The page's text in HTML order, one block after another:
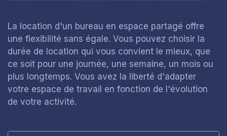
La location d'un bureau en espace partagé offre
une flexibilité sans égale. Vous pouvez choisir la
durée de location qui vous convient le mieux, que
ce soit pour une journée, une semaine, un mois ou
plus longtemps. Vous avez la liberté d'adapter
votre espace de travail en fonction de l'évolution
de votre activité.